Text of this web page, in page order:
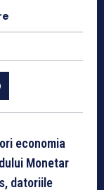
economia
Monetar
datoriile